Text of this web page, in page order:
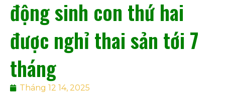
động sinh con thứ hai
được nghỉ thai sản tới 7
tháng
Tháng 12 14, 2025